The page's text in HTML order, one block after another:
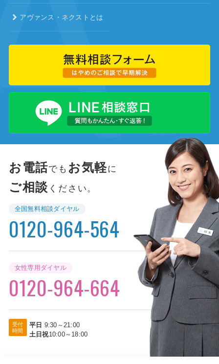
アヴァンス・ネクストとは
お電話でも お気軽に
ご相談 ください。
全国無料相談ダイヤル
0120-964-564
女性専用ダイヤル
0120-964-664
受付
時間
平日 9:30～21:00
土日祝10:00～18:00